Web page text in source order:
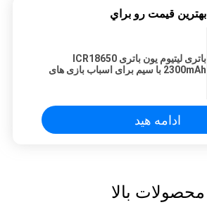
بهترين قيمت رو براي
باتری لیتیوم یون باتری ICR18650
2300mAh با سیم برای اسباب بازی های
ادامه هید
محصولات بالا